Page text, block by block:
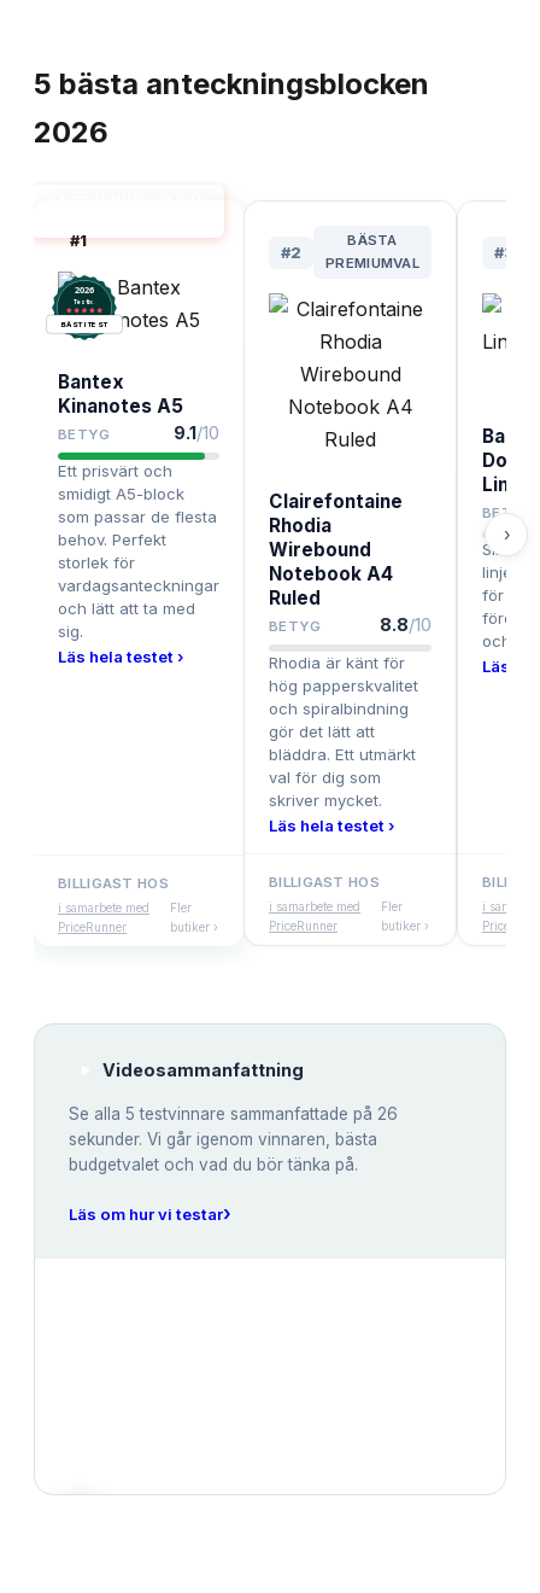
5 bästa anteckningsblocken
2026
#1
2026
Testix.
BÄST I TEST
Bantex
Kinanotes A5
BETYG 9.1/10
Ett prisvärt och
smidigt A5-block
som passar de flesta
behov. Perfekt
storlek för
vardagsanteckningar
och lätt att ta med
sig.
Läs hela testet ›
BILLIGAST HOS
i samarbete med
PriceRunner
Fler
butiker ›
#2
BÄSTA
PREMIUMVAL
Clairefontaine
Rhodia
Wirebound
Notebook A4
Ruled
BETYG 8.8/10
Rhodia är känt för
hög papperskvalitet
och spiralbindning
gör det lätt att
bläddra. Ett utmärkt
val för dig som
skriver mycket.
Läs hela testet ›
BILLIGAST HOS
i samarbete med
PriceRunner
Fler
butiker ›
#3
Lined
BETYG
för
och
Läs
i
›
Videosammanfattning
Se alla 5 testvinnare sammanfattade på 26
sekunder. Vi går igenom vinnaren, bästa
budgetvalet och vad du bör tänka på.
Läs om hur vi testar›